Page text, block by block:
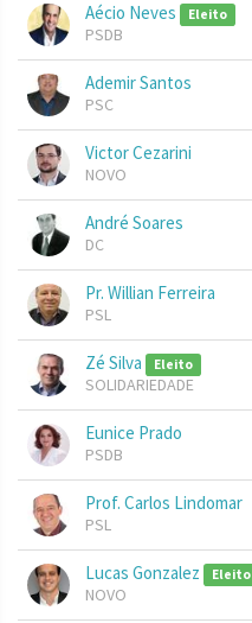
Aécio Neves Eleito
PSDB
Ademir Santos
PSC
Victor Cezarini
NOVO
André Soares
DC
Pr. Willian Ferreira
PSL
Zé Silva Eleito
SOLIDARIEDADE
Eunice Prado
PSDB
Prof. Carlos Lindomar
PSL
Lucas Gonzalez Eleito
NOVO